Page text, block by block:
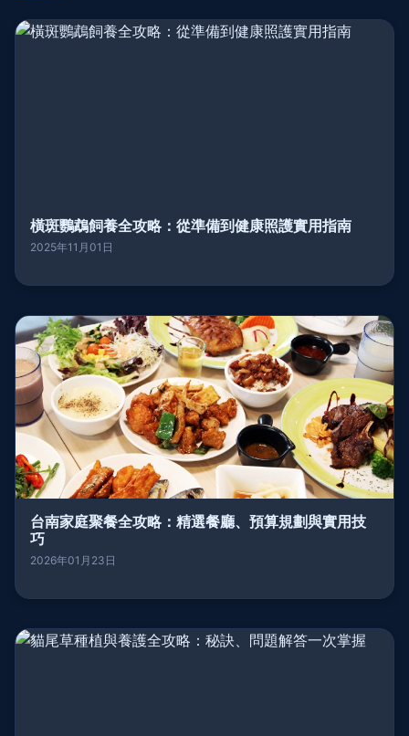
橫斑鸚鵡飼養全攻略：從準備到健康照護實用指南
2025年11月01日
台南家庭聚餐全攻略：精選餐廳、預算規劃與實用技
巧
2026年01月23日